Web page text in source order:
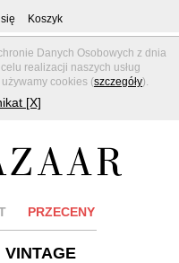
Danych Osobowych z dnia
realizacji naszych usług
używamy cookies (szczegóły).
[X]
Koszyk
PRZECENY
VINTAGE